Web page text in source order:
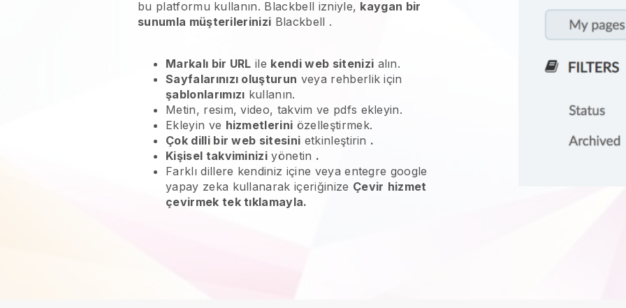
bu platformu kullanın. Blackbell izniyle, kaygan bir
sunumla müşterilerinizi Blackbell .
Markalı bir URL ile kendi web sitenizi alın.
Sayfalarınızı oluşturun veya rehberlik için
şablonlarımızı kullanın.
Metin, resim, video, takvim ve pdfs ekleyin.
Ekleyin ve hizmetlerini özelleştirmek.
Çok dilli bir web sitesini etkinleştirin .
Kişisel takviminizi yönetin .
Farklı dillere kendiniz içine veya entegre google
yapay zeka kullanarak içeriğinize Çevir hizmet
çevirmek tek tıklamayla.